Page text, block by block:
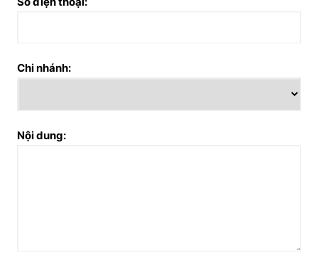
Chi nhánh:
Nội dung: